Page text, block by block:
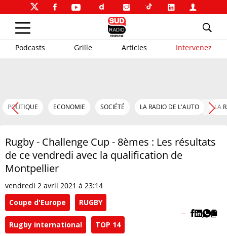
Podcasts Grille Articles Intervenez
POLITIQUE ECONOMIE SOCIÉTÉ LA RADIO DE L'AUTO LA
Rugby - Challenge Cup - 8èmes : Les résultats
de ce vendredi avec la qualification de
Montpellier
vendredi 2 avril 2021 à 23:14
Coupe d'Europe
RUGBY
Rugby international TOP 14